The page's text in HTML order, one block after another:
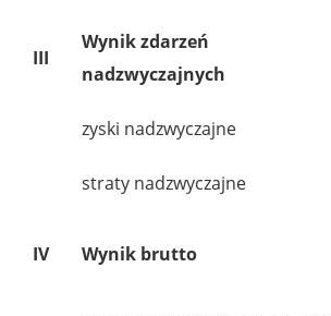
III
Wynik zdarzeń
nadzwyczajnych
zyski nadzwyczajne
straty nadzwyczajne
IV Wynik brutto